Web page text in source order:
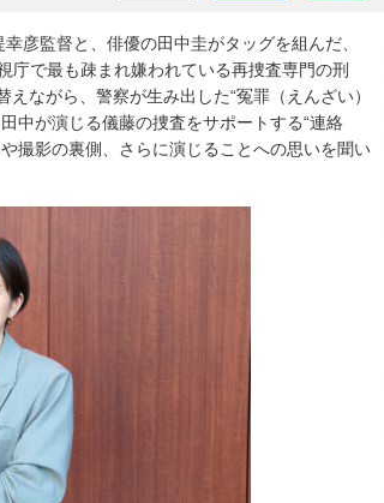
彦監督と、俳優の田中圭がタッグを組んだ、
庁で最も疎まれ嫌われている再捜査専門の刑
ながら、警察が生み出した“冤罪（えんざい）
中が演じる儀藤の捜査をサポートする“連絡
撮影の裏側、さらに演じることへの思いを聞い